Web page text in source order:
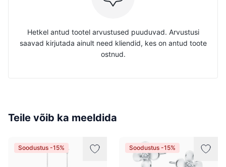
Hetkel antud tootel arvustused puuduvad. Arvustusi
saavad kirjutada ainult need kliendid, kes on antud toote
ostnud.
Teile võib ka meeldida
Soodustus -15% Soodustus -15%